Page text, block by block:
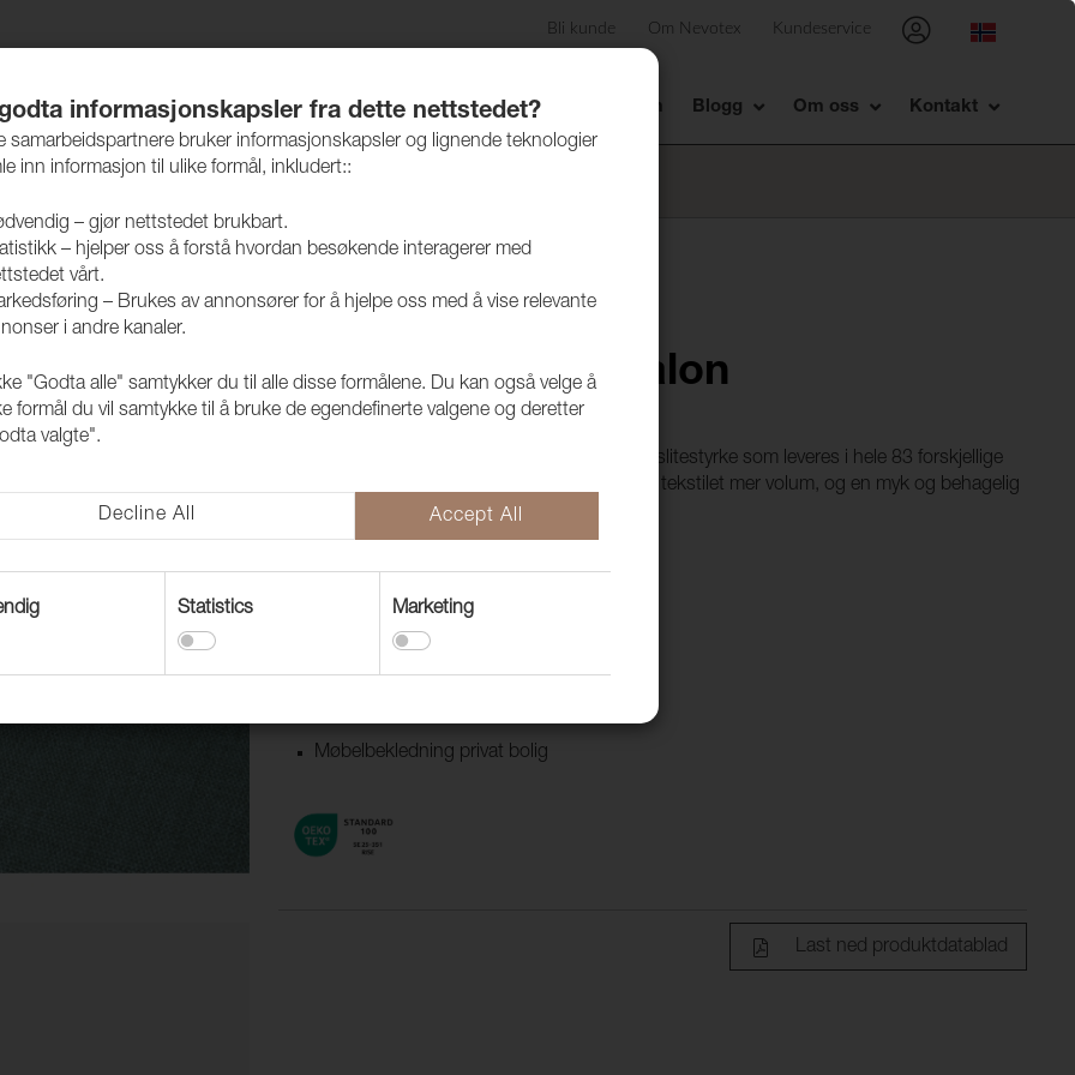
Bli kunde Om Nevotex Kundeservice
Produkter Vedlikehold Bærekraft Case Showrom Blogg Om oss Kontakt
tekstiler
Lido Trend 339 Avalon
1017575
Lido & Lido Trend er et tekstil med meget god slitestyrke som leveres i hele 83 forskjellige
farger. Den har også en fleece backing som gir tekstilet mer volum, og en myk og behagelig
Bruksområder
Dekorasjonstekstil
Møbelbekledning båt/camping
Møbelbekledning offentlig miljø
Møbelbekledning privat bolig
Last ned produktdatablad
informasjonskapsler fra dette nettstedet?
samarbeidspartnere bruker informasjonskapsler og lignende teknologier
inn informasjon til ulike formål, inkludert::
– gjør nettstedet brukbart.
– hjelper oss å forstå hvordan besøkende interagerer med
vårt.
– Brukes av annonsører for å hjelpe oss med å vise relevante
i andre kanaler.
"Godta alle" samtykker du til alle disse formålene. Du kan også velge å
formål du vil samtykke til å bruke de egendefinerte valgene og deretter
valgte".
Decline All Accept All
Statistics Marketing